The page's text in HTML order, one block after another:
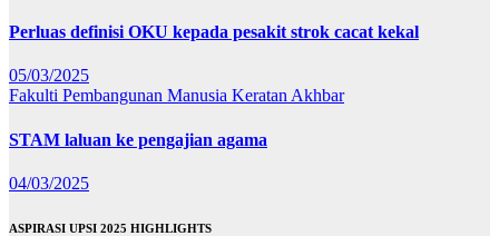
Perluas definisi OKU kepada pesakit strok cacat kekal
05/03/2025
Fakulti Pembangunan Manusia Keratan Akhbar
STAM laluan ke pengajian agama
04/03/2025
ASPIRASI UPSI 2025 HIGHLIGHTS